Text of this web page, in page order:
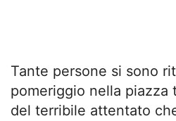
Tante persone si sono
pomeriggio nella piazza
del terribile attentato